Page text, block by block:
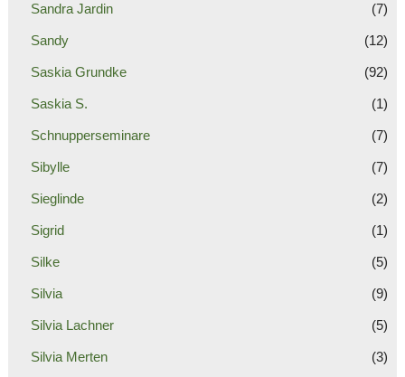
Sandra Jardin (7)
Sandy (12)
Saskia Grundke (92)
Saskia S. (1)
Schnupperseminare (7)
Sibylle (7)
Sieglinde (2)
Sigrid (1)
Silke (5)
Silvia (9)
Silvia Lachner (5)
Silvia Merten (3)